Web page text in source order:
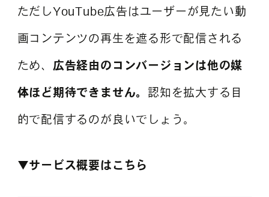
ただしYouTube広告はユーザーが見たい動
画コンテンツの再生を遮る形で配信される
ため、 広告経由のコンバージョンは他の媒
体ほど期待できません。認知を拡大する目
的で配信するのが良いでしょう。
▼サービス概要はこちら